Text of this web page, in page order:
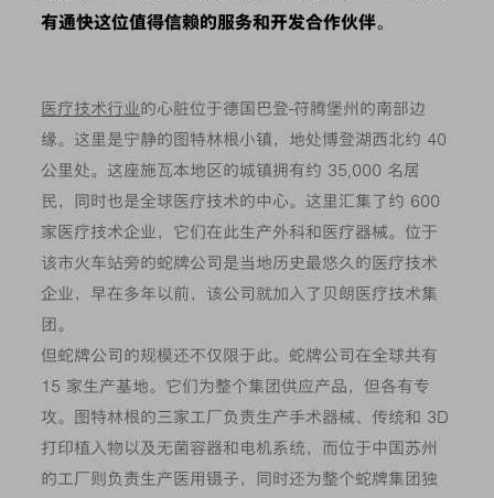
有通快这位值得信赖的服务和开发合作伙伴。
医疗技术行业的心脏位于德国巴登-符腾堡州的南部边
缘。这里是宁静的图特林根小镇，地处博登湖西北约 40
公里处。这座施瓦本地区的城镇拥有约 35,000 名居
民，同时也是全球医疗技术的中心。这里汇集了约 600
家医疗技术企业，它们在此生产外科和医疗器械。位于
该市火车站旁的蛇牌公司是当地历史最悠久的医疗技术
企业，早在多年以前，该公司就加入了贝朗医疗技术集
团。
但蛇牌公司的规模还不仅限于此。蛇牌公司在全球共有
15 家生产基地。它们为整个集团供应产品，但各有专
攻。图特林根的三家工厂负责生产手术器械、传统和 3D
打印植入物以及无菌容器和电机系统，而位于中国苏州
的工厂则负责生产医用镊子，同时还为整个蛇牌集团独